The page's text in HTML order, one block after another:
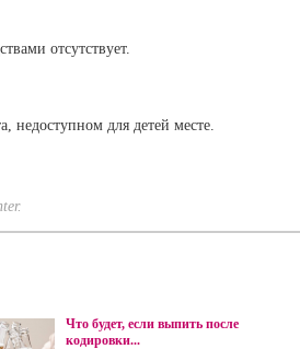
отсутствует.
недоступном для детей месте.
Что будет, если выпить после
кодировки...